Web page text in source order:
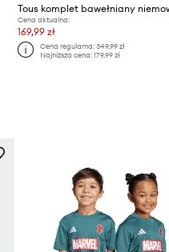
Cena aktualna:
169,99 zł
Cena regularna: 349,99 zł
Najniższa cena: 179,99 zł